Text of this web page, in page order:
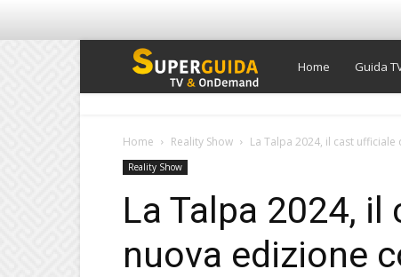
Super
Home Guida
Home Reality Show La Talpa 2024, il cast
Reality Show
La Talpa 2024,
nuova edizione